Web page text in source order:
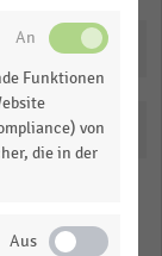
Funktionen
von
die in der